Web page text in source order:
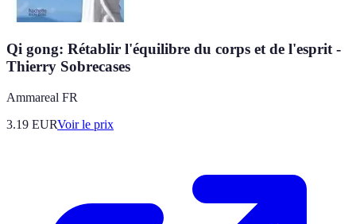
Qi gong: Rétablir l'équilibre du corps et de l'esprit -
Thierry Sobrecases
Ammareal FR
3.19 EURVoir le prix